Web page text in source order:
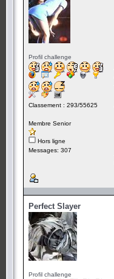
Profil challenge
Classement : 293/55625
Membre Senior
Hors ligne
Messages: 307
Perfect Slayer
Profil challenge